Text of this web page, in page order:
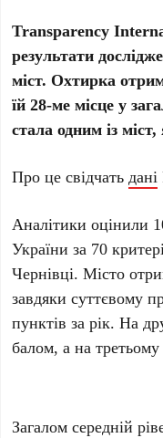
Transparency
результати
міст. Охтирка
їй 28-ме місце у
стала одним із
Про це свідчатьдані
Аналітики оцінили
України за 70
Чернівці. Місто
завдяки суттєвому
пунктів за рік. На
балом, а на
Загалом середній